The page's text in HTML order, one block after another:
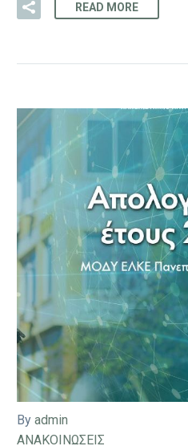
READ MORE
By admin
ΑΝΑΚΟΙΝΩΣΕΙΣ